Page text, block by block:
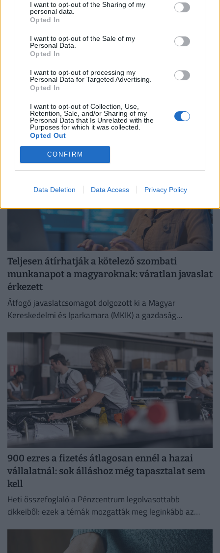
I want to opt-out of the Sharing of my
personal data.
Opted In
I want to opt-out of the Sale of my
Personal Data.
Opted In
I want to opt-out of processing my
Personal Data for Targeted Advertising.
Opted In
I want to opt-out of Collection, Use,
Retention, Sale, and/or Sharing of my
Personal Data that Is Unrelated with the
Purposes for which it was collected.
Opted Out
CONFIRM
Data Deletion Data Access Privacy Policy
munkahelyeken: hamarosan százezrével
tűnnek el a dolgozók
Bár a magyar munkaerőpiac látszólag stabil, hiszen a
foglalkoztatottság továbbra is magas, a munkanélküliség
pedig nem emelkedik drámai mértékben.
Teljesen átírhatják a kötelező szombati
munkanapot a magyaroknak: váratlan javaslat
érkezett
Átfogó javaslatcsomagot dolgozott ki a Magyar
Kereskedelmi és Iparkamara (MKIK) a gazdaság
kezelése érdekében.
900 ezres a fizetés átlagosan ennél a hazai
vállalatnál: sok álláshoz még tapasztalat sem
kell
Heti összefoglaló a Pénzcentrum legolvasottabb
cikkeiből: ezek a témák mozgatták meg leginkább az